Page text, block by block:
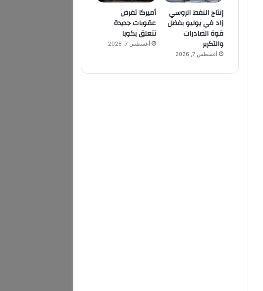
إنتاج النفط الروسي
زاد في يوليو بفضل
قوة الصادرات
والتكرير
أغسطس 7, 2026
أميركا تفرض
عقوبات جديدة
تتعلق بكوبا
أغسطس 7, 2026